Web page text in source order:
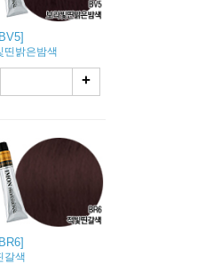
띤밝은밤색
+
갈색